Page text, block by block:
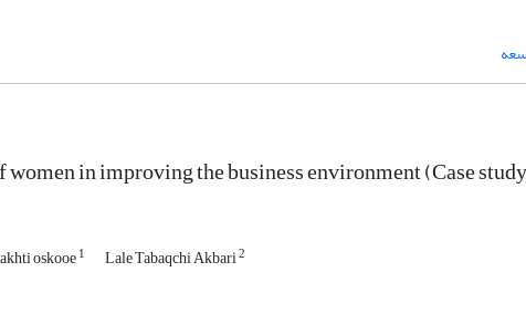
women in improving the business environment (Case
oskooe1 Lale Tabaqchi Akbari2